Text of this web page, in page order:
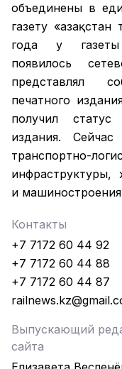
объединены в
газету
года у газеты
появилось
представлял
печатного
получил статус
издания.
транспортно-
инфраструктуры,
и
Контакты
+7 7172 60 44 92
+7 7172 60 44 88
+7 7172 60 44 87
Выпускающий
сайта